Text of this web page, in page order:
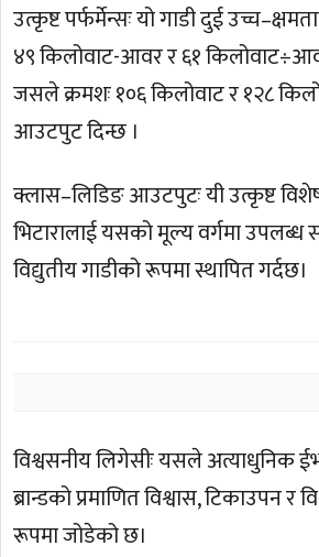
उत्कृष्ट पर्फर्मेन्सः यो गाडी दुई
४९ किलोवाट-आवर र ६१
जसले क्रमशः १०६ किलोवाट र १२८
आउटपुट दिन्छ ।
क्लास–लिडिङ आउटपुटः यी उत्कृष्ट
भिटारालाई यसको मूल्य वर्गमा उपलब्ध
विद्युतीय गाडीको रूपमा स्थापित गर्दछ।
विश्वसनीय लिगेसीः यसले अत्याधुनिक
ब्रान्डको प्रमाणित विश्वास, टिकाउपन
रूपमा जोडेको छ।